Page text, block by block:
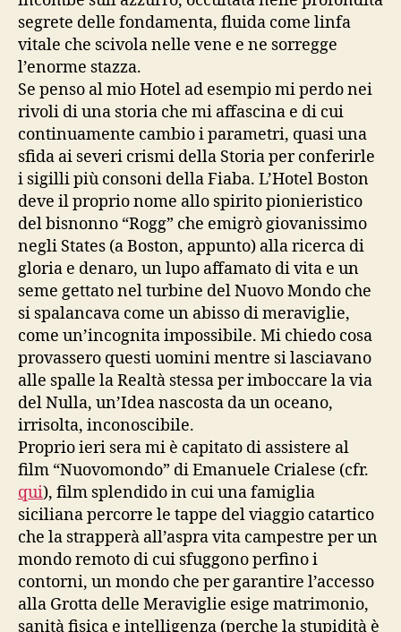
segrete delle fondamenta, fluida come linfa
vitale che scivola nelle vene e ne sorregge
l’enorme stazza.
Se penso al mio Hotel ad esempio mi perdo nei
rivoli di una storia che mi affascina e di cui
continuamente cambio i parametri, quasi una
sfida ai severi crismi della Storia per conferirle
i sigilli più consoni della Fiaba. L’Hotel Boston
deve il proprio nome allo spirito pionieristico
del bisnonno “Rogg” che emigrò giovanissimo
negli States (a Boston, appunto) alla ricerca di
gloria e denaro, un lupo affamato di vita e un
seme gettato nel turbine del Nuovo Mondo che
si spalancava come un abisso di meraviglie,
come un’incognita impossibile. Mi chiedo cosa
provassero questi uomini mentre si lasciavano
alle spalle la Realtà stessa per imboccare la via
del Nulla, un’Idea nascosta da un oceano,
irrisolta, inconoscibile.
Proprio ieri sera mi è capitato di assistere al
film “Nuovomondo” di Emanuele Crialese (cfr.
qui), film splendido in cui una famiglia
siciliana percorre le tappe del viaggio catartico
che la strapperà all’aspra vita campestre per un
mondo remoto di cui sfuggono perfino i
contorni, un mondo che per garantire l’accesso
alla Grotta delle Meraviglie esige matrimonio,
sanità fisica e intelligenza (perche la stupidità è